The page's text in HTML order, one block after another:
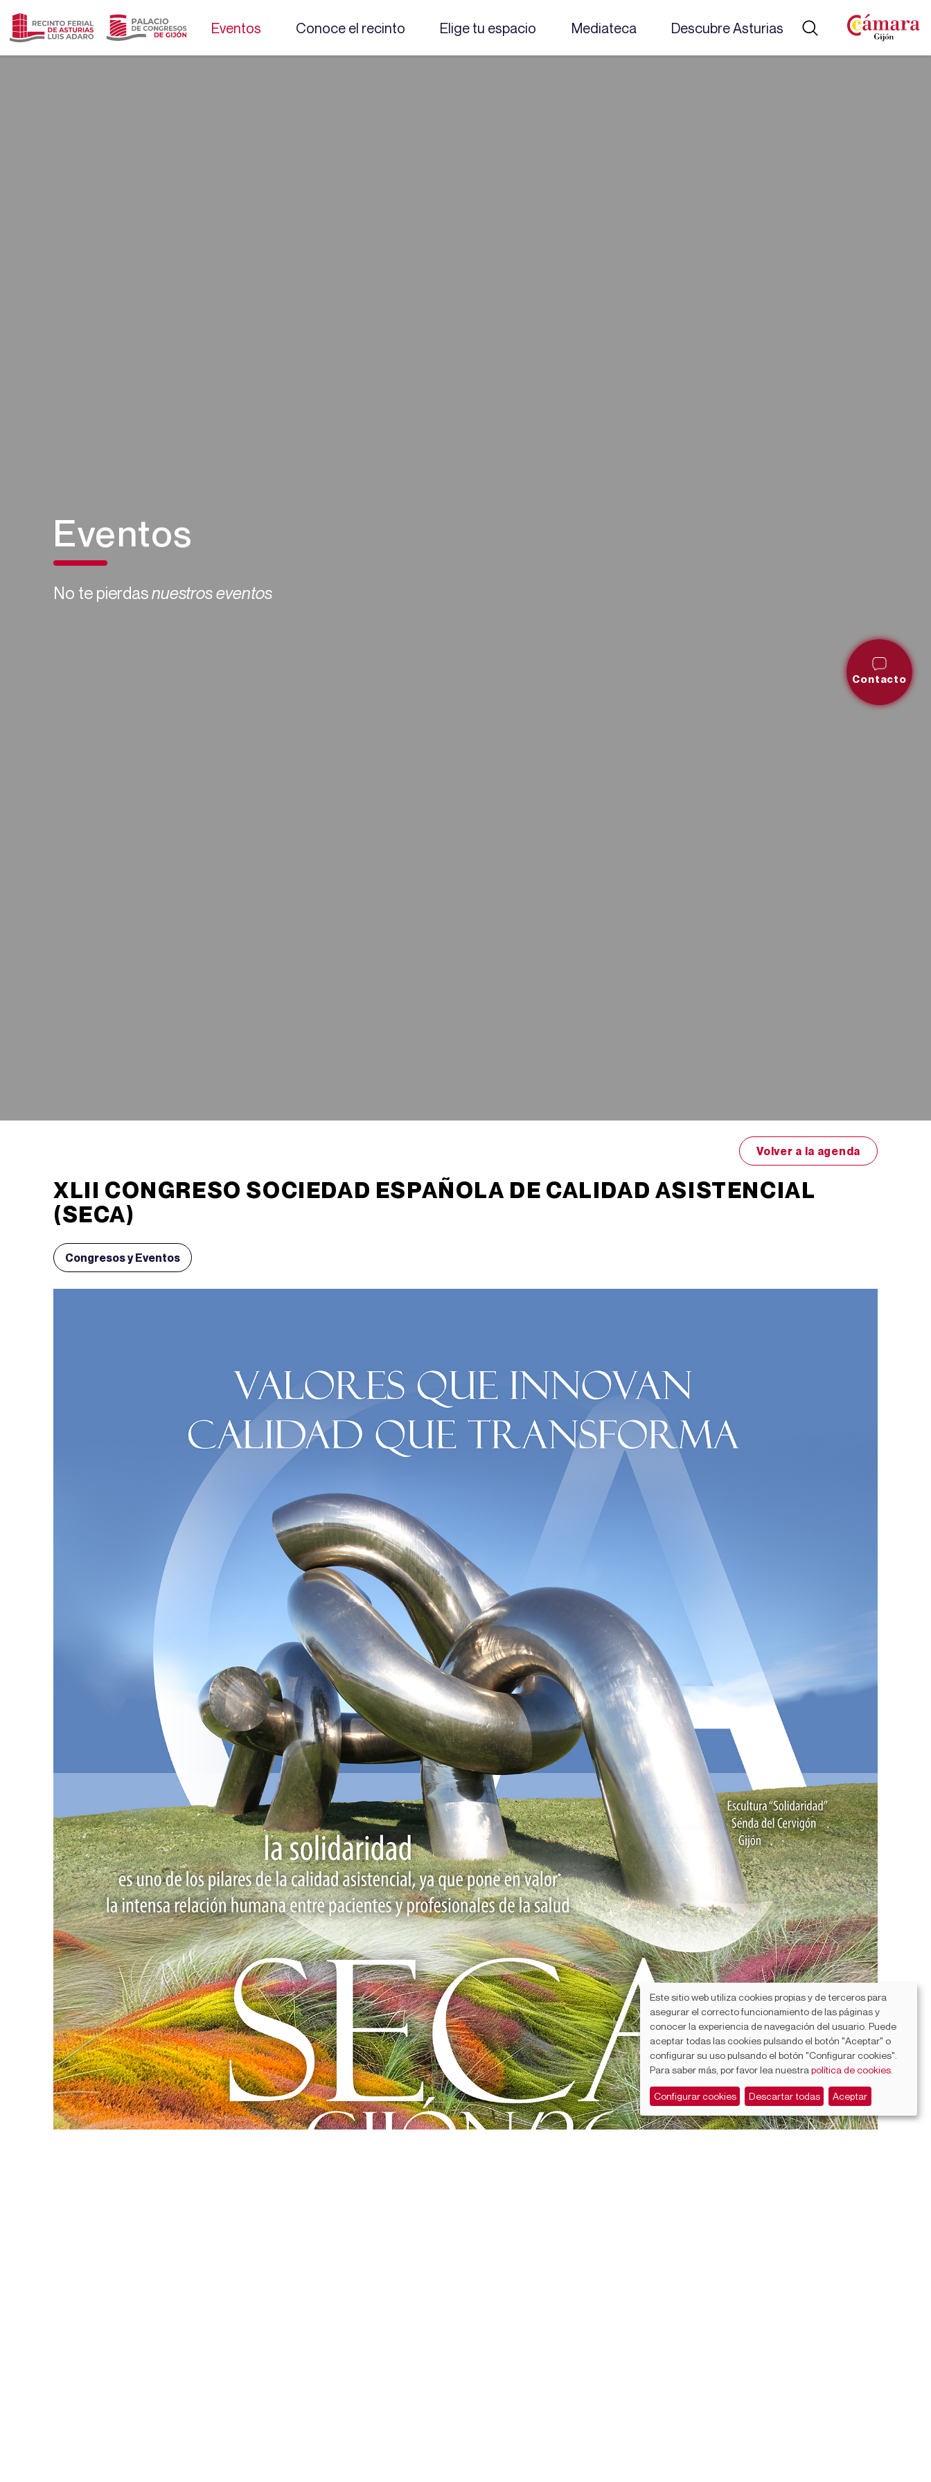
Eventos Conoce el recinto Elige tu espacio Mediateca Descubre Asturias
Contacto
Eventos
No te pierdasnuestros eventos
Volver a la agenda
XLII CONGRESO SOCIEDAD ESPAÑOLA DE CALIDAD ASISTENCIAL
(SECA)
Congresos y Eventos
Este sitio web utiliza cookies propias y de terceros para
asegurar el correcto funcionamiento de las páginas y
conocer la experiencia de navegación del usuario. Puede
aceptar todas las cookies pulsando el botón "Aceptar" o
configurar su uso pulsando el botón "Configurar cookies".
Para saber más, por favor lea nuestra política de cookies
Configurar cookies Descartar todas Aceptar